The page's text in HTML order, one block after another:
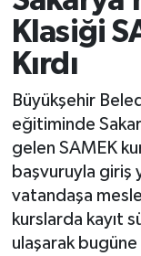
Klasiği
Kırdı
Büyükşehir
eğitiminde
gelen SAMEK
başvuruyla giriş
vatandaşa
kurslarda kayıt
ulaşarak